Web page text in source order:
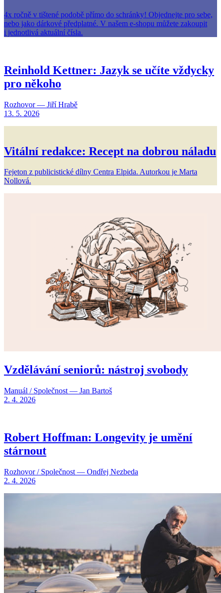
4x ročně v tištené podobě přímo do schránky! Objednejte pro sebe,
nebo jako dárkové předplatné. V našem e-shopu můžete zakoupit
i jednotlivá aktuální čísla.
Reinhold Kettner: Jazyk se učíte vždycky
pro někoho
Rozhovor — Jiří Hrabě
13. 5. 2026
Vitální redakce: Recept na dobrou náladu
Fejeton z publicistické dílny Centra Elpida. Autorkou je Marta
Nollová.
Vzdělávání seniorů: nástroj svobody
Manuál / Společnost — Jan Bartoš
2. 4. 2026
Robert Hoffman: Longevity je umění
stárnout
Rozhovor / Společnost — Ondřej Nezbeda
2. 4. 2026